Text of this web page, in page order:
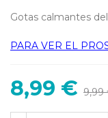
Gotas calmantes
PARA VER EL
8,99 € 9,99